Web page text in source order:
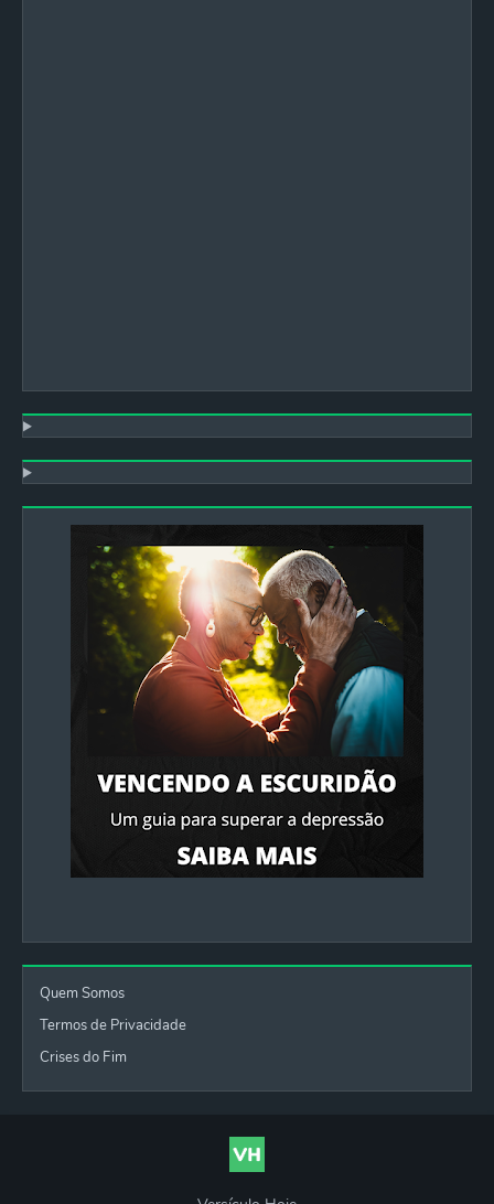
Quem Somos
Termos de Privacidade
Crises do Fim